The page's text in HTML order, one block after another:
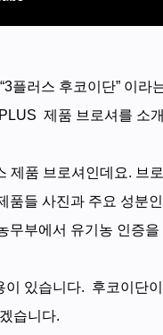
플러스 후코이단” 이
제품 브로셔를 소
제품 브로셔인데요. 브
품들 사진과 주요 성
무부에서 유기농 인증
있습니다. 후코이단
습니다.